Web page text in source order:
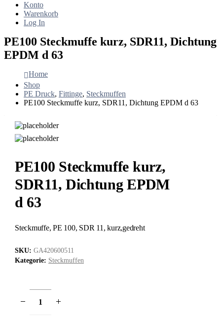
Konto
Warenkorb
Log In
PE100 Steckmuffe kurz, SDR11, Dichtung
EPDM d 63
Home
Shop
PE Druck, Fittinge, Steckmuffen
PE100 Steckmuffe kurz, SDR11, Dichtung EPDM d 63
PE100 Steckmuffe kurz,
SDR11, Dichtung EPDM
d 63
Steckmuffe, PE 100, SDR 11, kurz,gedreht
SKU: GA420600511
Kategorie: Steckmuffen